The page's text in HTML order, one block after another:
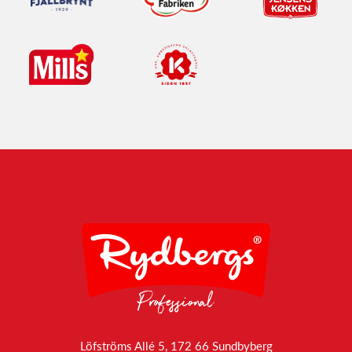
Löfströms Allé 5, 172 66 Sundbyberg